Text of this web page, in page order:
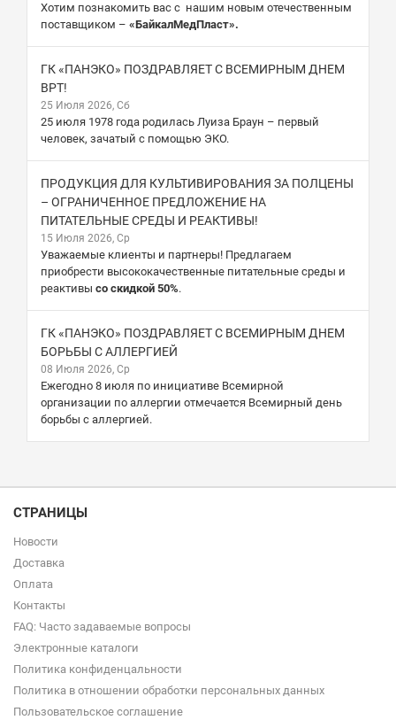
Хотим познакомить вас с нашим новым отечественным
поставщиком – «БайкалМедПласт».
ГК «ПАНЭКО» ПОЗДРАВЛЯЕТ С ВСЕМИРНЫМ ДНЕМ
ВРТ!
25 Июля 2026, Сб
25 июля 1978 года родилась Луиза Браун – первый
человек, зачатый с помощью ЭКО.
ПРОДУКЦИЯ ДЛЯ КУЛЬТИВИРОВАНИЯ ЗА ПОЛЦЕНЫ
– ОГРАНИЧЕННОЕ ПРЕДЛОЖЕНИЕ НА
ПИТАТЕЛЬНЫЕ СРЕДЫ И РЕАКТИВЫ!
15 Июля 2026, Ср
Уважаемые клиенты и партнеры! Предлагаем
приобрести высококачественные питательные среды и
реактивы со скидкой 50%.
ГК «ПАНЭКО» ПОЗДРАВЛЯЕТ С ВСЕМИРНЫМ ДНЕМ
БОРЬБЫ С АЛЛЕРГИЕЙ
08 Июля 2026, Ср
Ежегодно 8 июля по инициативе Всемирной
организации по аллергии отмечается Всемирный день
борьбы с аллергией.
СТРАНИЦЫ
Новости
Доставка
Оплата
Контакты
FAQ: Часто задаваемые вопросы
Электронные каталоги
Политика конфиденцальности
Политика в отношении обработки персональных данных
Пользовательское соглашение